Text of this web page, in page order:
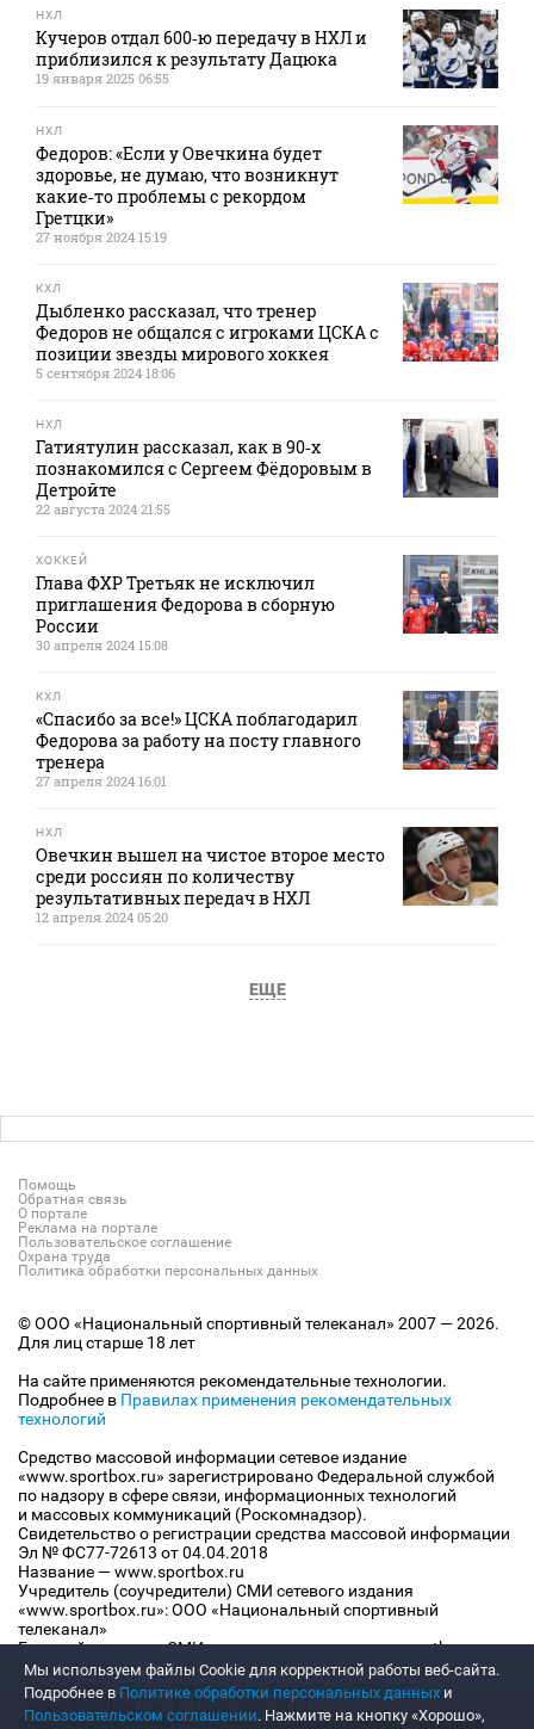
НХЛ
Кучеров отдал 600‑ю передачу в НХЛ и
приблизился к результату Дацюка
19 января 2025 06:55
НХЛ
Федоров: «Если у Овечкина будет
здоровье, не думаю, что возникнут
какие‑то проблемы с рекордом
Гретцки»
27 ноября 2024 15:19
КХЛ
Дыбленко рассказал, что тренер
Федоров не общался с игроками ЦСКА с
позиции звезды мирового хоккея
5 сентября 2024 18:06
НХЛ
Гатиятулин рассказал, как в 90‑х
познакомился с Сергеем Фёдоровым в
Детройте
22 августа 2024 21:55
ХОККЕЙ
Глава ФХР Третьяк не исключил
приглашения Федорова в сборную
России
30 апреля 2024 15:08
КХЛ
«Спасибо за все!» ЦСКА поблагодарил
Федорова за работу на посту главного
тренера
27 апреля 2024 16:01
НХЛ
Овечкин вышел на чистое второе место
среди россиян по количеству
результативных передач в НХЛ
12 апреля 2024 05:20
ЕЩЕ
Помощь
Обратная связь
О портале
Реклама на портале
Пользовательское соглашение
Охрана труда
Политика обработки персональных данных
© ООО «Национальный спортивный телеканал» 2007 — 2026.
Для лиц старше 18 лет
На сайте применяются рекомендательные технологии.
Подробнее в Правилах применения рекомендательных
технологий
Средство массовой информации сетевое издание
«www.sportbox.ru» зарегистрировано Федеральной службой
по надзору в сфере связи, информационных технологий
и массовых коммуникаций (Роскомнадзор).
Свидетельство о регистрации средства массовой информации
Эл № ФС77-72613 от 04.04.2018
Название — www.sportbox.ru
Учредитель (соучредители) СМИ сетевого издания
«www.sportbox.ru»: ООО «Национальный спортивный
телеканал»
Главный редактор СМИ сетевого издания «www.sportbox.ru»:
Конов В.А.
Номер телефона редакции СМИ сетевого издания
«www.sportbox.ru»: +7 (495) 653 8419
Адрес электронной почты редакции СМИ сетевого издания
Мы используем файлы Сookie для корректной работы веб-сайта.
Подробнее в Политике обработки персональных данных и
Пользовательском соглашении. Нажмите на кнопку «Хорошо»,